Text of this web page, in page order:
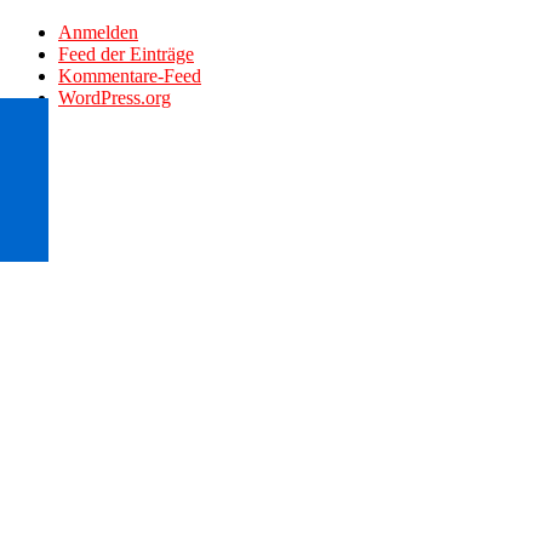
Anmelden
Feed der Einträge
Kommentare-Feed
WordPress.org